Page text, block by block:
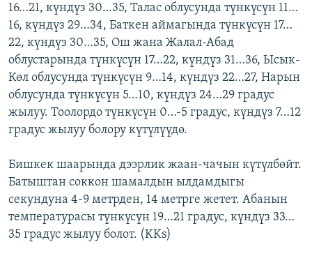
ЭЕ/АРнун бардык сайттары
16…21, күндүз 30…35, Талас облусунда түнкүсүн 11…
16, күндүз 29…34, Баткен аймагында түнкүсүн 17…
22, күндүз 30…35, Ош жана Жалал-Абад
облустарында түнкүсүн 17…22, күндүз 31…36, Ысык-
Көл облусунда түнкүсүн 9…14, күндүз 22…27, Нарын
облусунда түнкүсүн 5…10, күндүз 24…29 градус
жылуу. Тоолордо түнкүсүн 0…-5 градус, күндүз 7…12
градус жылуу болору күтүлүүдө.
Бишкек шаарында дээрлик жаан-чачын күтүлбөйт.
Батыштан соккон шамалдын ылдамдыгы
секундуна 4-9 метрден, 14 метрге жетет. Абанын
температурасы түнкүсүн 19…21 градус, күндүз 33…
35 градус жылуу болот. (KKs)